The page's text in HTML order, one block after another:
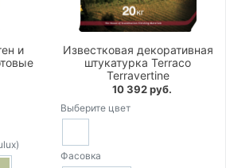
и
Известковая декоративная
штукатурка Terraco
Terravertine
10 392 руб.
Выберите цвет
Фасовка